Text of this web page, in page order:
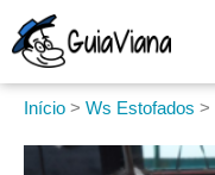
Início > Ws Estofados >